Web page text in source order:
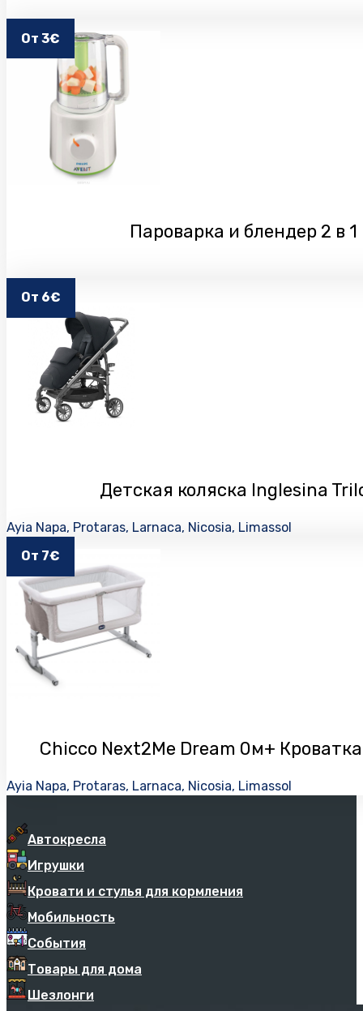
Пароварка и блендер 2 в 1
От 3€
Детская коляска Inglesina
Ayia Napa, Protaras, Larnaca, Nicosia, Limassol
От 6€
Chicco Next2Me Dream 0м+
Ayia Napa, Protaras, Larnaca, Nicosia, Limassol
От 7€
Автокресла
Игрушки
Кровати и стулья для кормления
Мобильность
События
Товары для дома
Шезлонги